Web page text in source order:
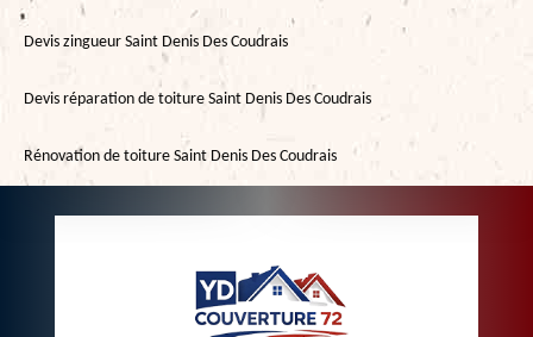
Devis zingueur Saint Denis Des Coudrais
Devis réparation de toiture Saint Denis Des Coudrais
Rénovation de toiture Saint Denis Des Coudrais